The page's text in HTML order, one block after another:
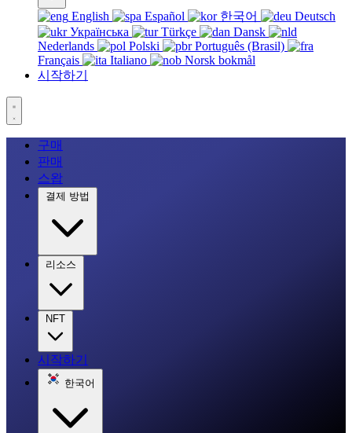
English Español 한국어
Deutsch
Українська
Türkçe
Dansk
Nederlands
Polski
Português (Brasil)
Français
Italiano
Norsk bokmål
시작하기
구매
판매
스왑
결제 방법
리소스
NFT
시작하기
한국어